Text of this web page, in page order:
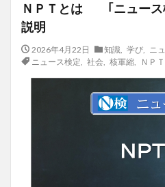
ＮＰＴとは ｢ニュース
説明
2026年4月22日 知識 学び
ニ
ニュース検定
社会, 核軍縮, ＮＰＴ